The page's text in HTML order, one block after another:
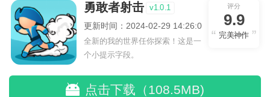
勇敢者射击 v1.0.1
更新时间：2024-02-29 14:26:08
全新的我的世界任你探索！这是一
个小提示字段。
评分
9.9
完美神作
点击下载（108.5MB)